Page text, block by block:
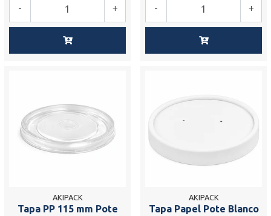
+
- +
-
AKIPACK
Tapa PP 115 mm Pote
AKIPACK
Tapa Papel Pote Blanco